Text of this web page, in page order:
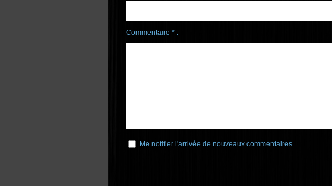
Commentaire * :
Me notifier l'arrivée de nouveaux commentaires